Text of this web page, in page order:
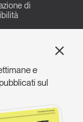
e
sul
di